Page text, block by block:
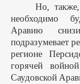
Но,
необходимо
Аравию
подразумевает
регионе
горячей
Саудовской